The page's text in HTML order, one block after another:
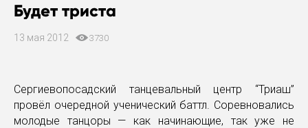
Будет триста
13 мая 2012 3730
Сергиевопосадский танцевальный центр “Триаш”
провёл очередной ученический баттл. Соревновались
молодые танцоры — как начинающие, так уже не